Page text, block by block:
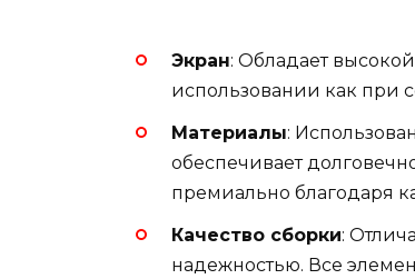
Экран: Обладает
использовании как при
Материалы:
обеспечивает
премиально благодаря
Качество сборки:
надежностью. Все